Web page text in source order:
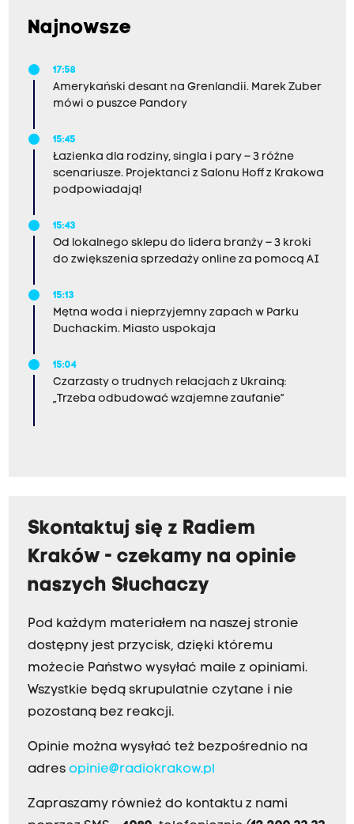
Najnowsze
17:58
Amerykański desant na Grenlandii. Marek Zuber
mówi o puszce Pandory
15:45
Łazienka dla rodziny, singla i pary – 3 różne
scenariusze. Projektanci z Salonu Hoff z Krakowa
podpowiadają!
15:43
Od lokalnego sklepu do lidera branży – 3 kroki
do zwiększenia sprzedaży online za pomocą AI
15:13
Mętna woda i nieprzyjemny zapach w Parku
Duchackim. Miasto uspokaja
15:04
Czarzasty o trudnych relacjach z Ukrainą:
„Trzeba odbudować wzajemne zaufanie”
Skontaktuj się z Radiem
Kraków - czekamy na opinie
naszych Słuchaczy
Pod każdym materiałem na naszej stronie
dostępny jest przycisk, dzięki któremu
możecie Państwo wysyłać maile z opiniami.
Wszystkie będą skrupulatnie czytane i nie
pozostaną bez reakcji.
Opinie można wysyłać też bezpośrednio na
adres opinie@radiokrakow.pl
Zapraszamy również do kontaktu z nami